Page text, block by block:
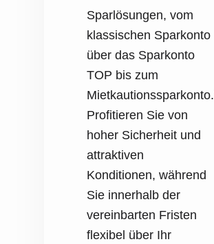
Sparlösungen, vom
klassischen Sparkonto
über das Sparkonto
TOP bis zum
Mietkautionssparkonto.
Profitieren Sie von
hoher Sicherheit und
attraktiven
Konditionen, während
Sie innerhalb der
vereinbarten Fristen
flexibel über Ihr